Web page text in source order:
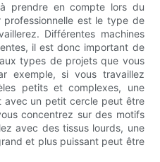
à prendre en compte lors du
professionnelle est le type de
Différentes machines
il est donc important de
types de projets que vous
exemple, si vous travaillez
petits et complexes, une
avec un petit cercle peut être
concentrez sur des motifs
avec des tissus lourds, une
et plus puissant peut être